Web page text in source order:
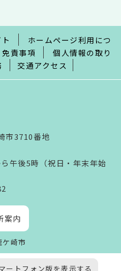
ホームページ利用につ
責事項
個人情報の取り
交通アクセス
市3710番地
午後5時（祝日・年末年始
案内
崎市
ートフォン版を表示する